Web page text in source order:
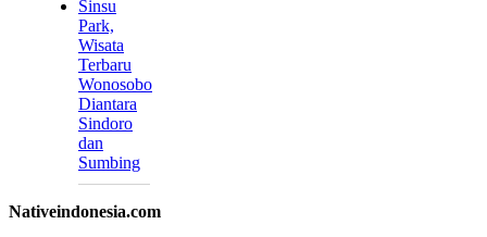
Sinsu
Park,
Wisata
Terbaru
Wonosobo
Diantara
Sindoro
dan
Sumbing
Nativeindonesia.com